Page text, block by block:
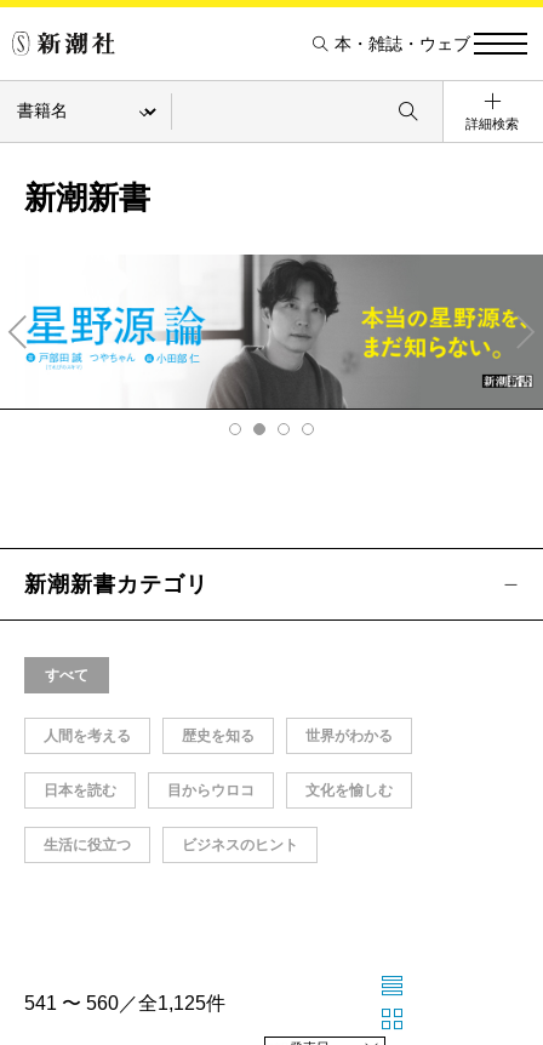
本・雑誌・ウェブ
詳細検索
新潮新書
v
Ne
xt
新潮新書カテゴリ
すべて
人間を考える 歴史を知る 世界がわかる
日本を読む 目からウロコ 文化を愉しむ
生活に役立つ ビジネスのヒント
541 〜 560／全1,125件